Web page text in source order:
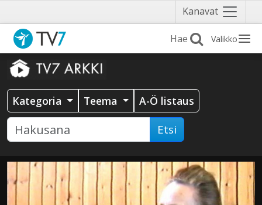
Kanavat Näytä
valikko
Valikko
Kategoria Teema A-Ö listaus
Etsi